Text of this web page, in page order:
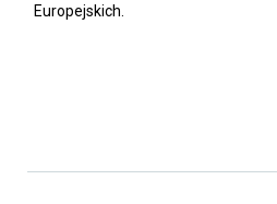
Europejskich.